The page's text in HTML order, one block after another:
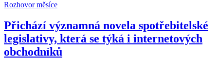
Rozhovor měsíce
Přichází významná novela spotřebitelské
legislativy, která se týká i internetových
obchodníků